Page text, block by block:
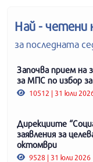
Най - четени
за последната
Започва прием на
за МПС по избор
10512 | 31 юли
Дирекциите
заявления за
октомври
9528 | 31 юли 2026